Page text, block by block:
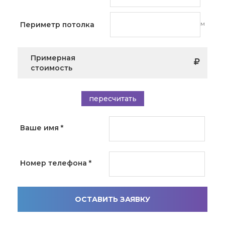
Периметр потолка м
Примерная
стоимость
пересчитать
Ваше имя *
Номер телефона *
ОСТАВИТЬ ЗАЯВКУ